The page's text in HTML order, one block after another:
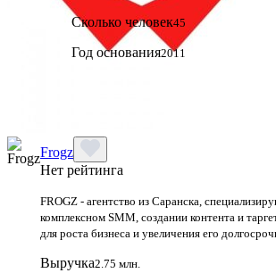
Сколько человек45
Год основания2011
Frogz
Нет рейтинга
FROGZ - агентство из Саранска,
комплексном SMM, создании контента и
для роста бизнеса и увеличения его
Выручка2.75 млн.